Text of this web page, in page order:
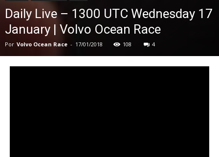
Daily Live – 1300 UTC Wednesday 17
January | Volvo Ocean Race
Por Volvo Ocean Race - 17/01/2018 108 4